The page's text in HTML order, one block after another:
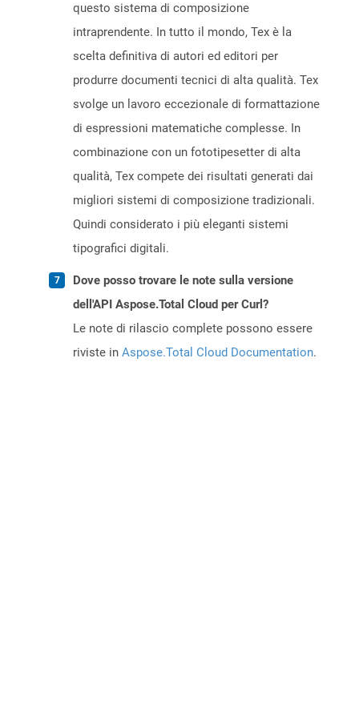
questo sistema di composizione
intraprendente. In tutto il mondo, Tex è la
scelta definitiva di autori ed editori per
produrre documenti tecnici di alta qualità. Tex
svolge un lavoro eccezionale di formattazione
di espressioni matematiche complesse. In
combinazione con un fototipesetter di alta
qualità, Tex compete dei risultati generati dai
migliori sistemi di composizione tradizionali.
Quindi considerato i più eleganti sistemi
tipografici digitali.
Dove posso trovare le note sulla versione
dell'API Aspose.Total Cloud per Curl?
Le note di rilascio complete possono essere
riviste in Aspose.Total Cloud Documentation.